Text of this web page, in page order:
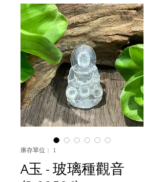
庫存單位： 1
A玉 - 玻璃種觀音